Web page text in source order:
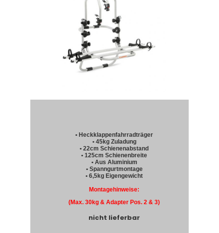
• Heckklappenfahrradträger
• 45kg Zuladung
• 22cm Schienenabstand
• 125cm Schienenbreite
• Aus Aluminium
• Spanngurtmontage
• 6,5kg Eigengewicht
Montagehinweise:
(Max. 30kg & Adapter Pos. 2 & 3)
nicht lieferbar